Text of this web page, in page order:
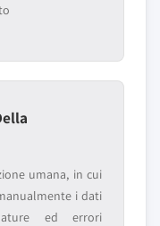
umana, in cui
i dati
ed errori